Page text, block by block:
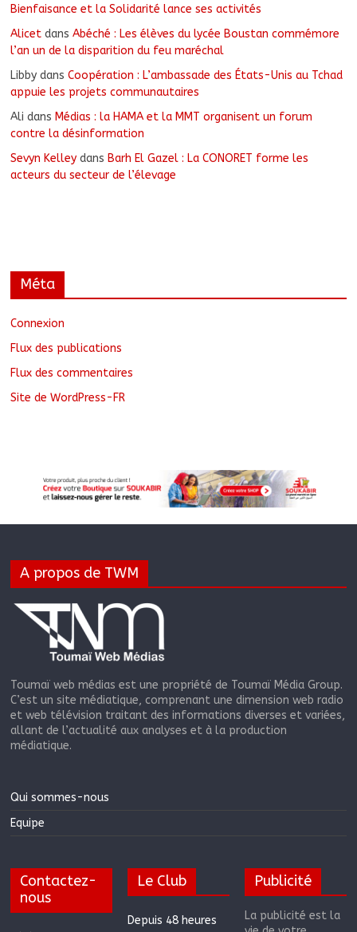
Bienfaisance et la Solidarité lance ses activités
Alicet dansAbéché : Les élèves du lycée Boustan commémore
l’an un de la disparition du feu maréchal
Libby dansCoopération : L’ambassade des États-Unis au Tchad
appuie les projets communautaires
Ali dans Médias : la HAMA et la MMT organisent un forum
contre la désinformation
Sevyn Kelley dans Barh El Gazel : La CONORET forme les
acteurs du secteur de l’élevage
Méta
Connexion
Flux des publications
Flux des commentaires
Site de WordPress-FR
A propos de TWM
Toumaï web médias est une propriété de Toumaï Média Group.
C’est un site médiatique, comprenant une dimension web radio
et web télévision traitant des informations diverses et variées,
allant de l’actualité aux analyses et à la production
médiatique.
Qui sommes-nous
Equipe
Contactez-
nous
Le Club
Depuis 48 heures
Publicité
La publicité est la